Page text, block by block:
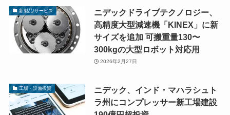
新製品/サービス
ニデックドライブテクノロジー、
高精度大型減速機「KINEX」に新
サイズを追加 可搬重量130〜
300kgの大型ロボット対応用
2026年2月27日
工場・設備投資
ニデック、インド・マハラシュト
ラ州にコンプレッサー新工場建設